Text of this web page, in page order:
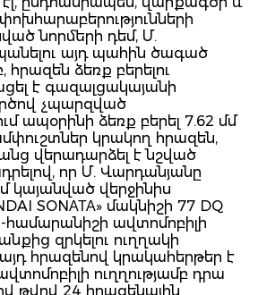
նորմերի դեմ, Մ.
այդ պահին ծագած
հրազեն ձեռք բերելու
է գազալցակայանի
չպարզված
ապօրինի ձեռք բերել 7.62 մմ
կրակող հրազեն,
վերադարձել է նշված
որ Մ. Վարդանյանը
կայանված վերջինիս
SONАТА» մակնիշի 77 DQ
ավտոմոբիլի
զրկելու ուղղակի
հրազենով կրակահերթեր է
ուղղությամբ դրա
թվով 24 հրազենային